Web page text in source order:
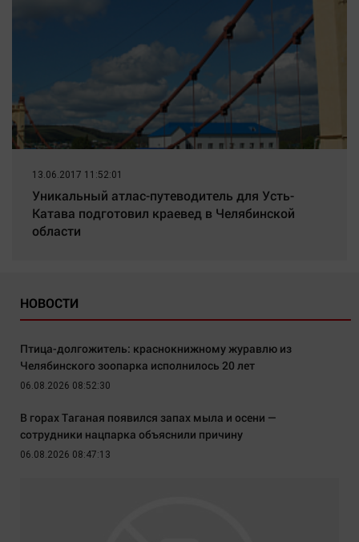
13.06.2017 11:52:01
Уникальный атлас-путеводитель для Усть-
Катава подготовил краевед в Челябинской
области
НОВОСТИ
Птица-долгожитель: краснокнижному журавлю из
Челябинского зоопарка исполнилось 20 лет
06.08.2026 08:52:30
В горах Таганая появился запах мыла и осени —
сотрудники нацпарка объяснили причину
06.08.2026 08:47:13